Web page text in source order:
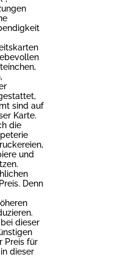
sind auf
Karte.
die
und
Denn
dieser
Preis für
dieser